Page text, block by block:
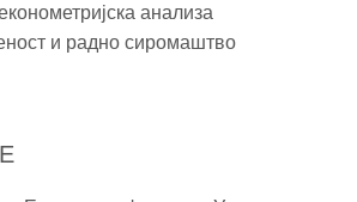
анализа
и радно сиромаштво